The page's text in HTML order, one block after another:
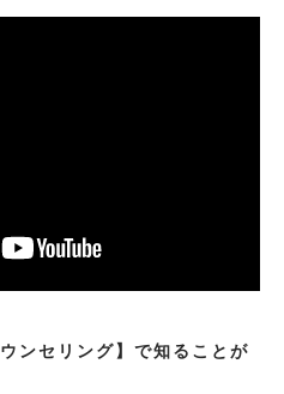
ンセリング】で知ることが